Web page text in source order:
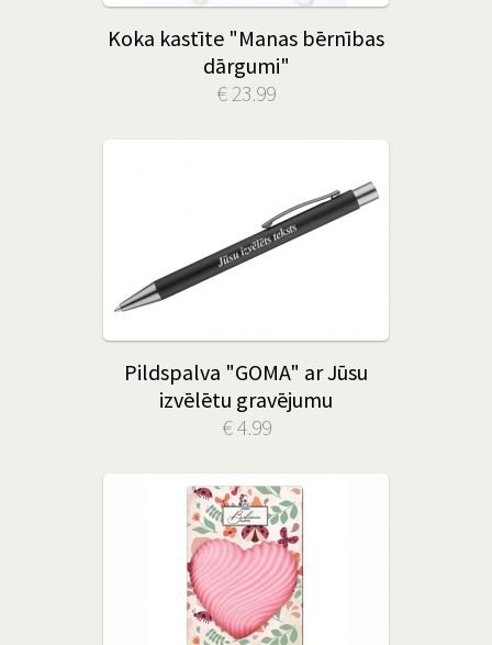
Koka kastīte "Manas bērnības
dārgumi"
€ 23.99
Pildspalva "GOMA" ar Jūsu
izvēlētu gravējumu
€ 4.99